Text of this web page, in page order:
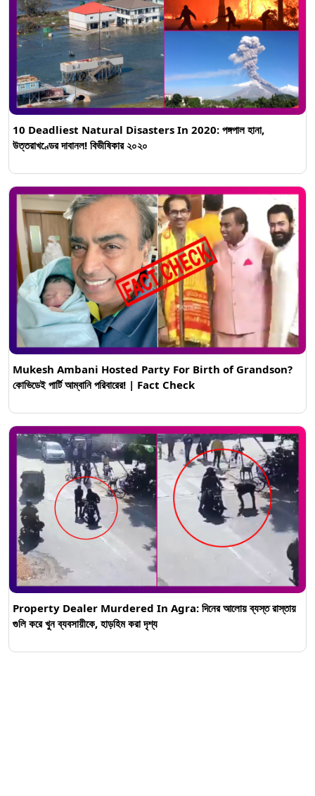
10 Deadliest Natural Disasters In 2020: পঙ্গপাল হানা,
উত্তরাখণ্ডের দাবানল! বিভীষিকার ২০২০
Mukesh Ambani Hosted Party For Birth of Grandson?
কোভিডেই পার্টি আম্বানি পরিবারের! | Fact Check
Property Dealer Murdered In Agra: দিনের আলোয় ব্যস্ত রাস্তায়
গুলি করে খুন ব্যবসায়ীকে, হাড়হিম করা দৃশ্য